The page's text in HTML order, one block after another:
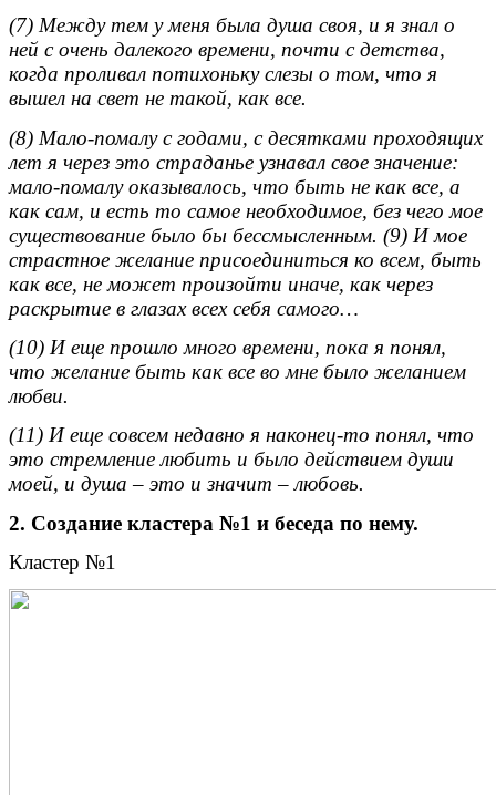
(7) Между тем у меня была душа своя, и я знал о
ней с очень далекого времени, почти с детства,
когда проливал потихоньку слезы о том, что я
вышел на свет не такой, как все.
(8) Мало-помалу с годами, с десятками проходящих
лет я через это страданье узнавал свое значение:
мало-помалу оказывалось, что быть не как все, а
как сам, и есть то самое необходимое, без чего мое
существование было бы бессмысленным. (9) И мое
страстное желание присоединиться ко всем, быть
как все, не может произойти иначе, как через
раскрытие в глазах всех себя самого…
(10) И еще прошло много времени, пока я понял,
что желание быть как все во мне было желанием
любви.
(11) И еще совсем недавно я наконец-то понял, что
это стремление любить и было действием души
моей, и душа – это и значит – любовь.
2. Создание кластера №1 и беседа по нему.
Кластер №1